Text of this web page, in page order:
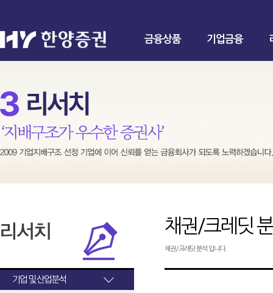
금융상품 기업금융
기업 및 산업분석
채권/크레딧
채권/크레딧 분석 입니다.